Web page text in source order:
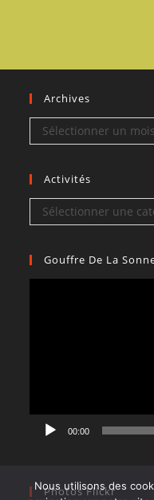
Archives
Archives
Sélectionner un mois
Activités
Activités
Sélectionner une
Gouffre De La
00:00
Photos Flickr
Nous utilisons des